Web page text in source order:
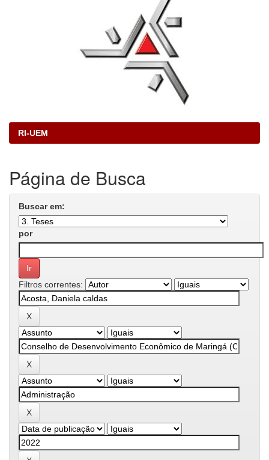
RI-UEM
Página de Busca
Buscar em:
por
Filtros correntes: